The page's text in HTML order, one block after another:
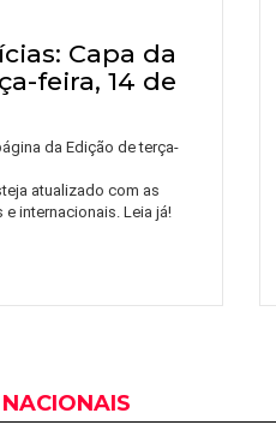
Capa da
feira, 14 de
da Edição de terça-
atualizado com as
internacionais. Leia já!